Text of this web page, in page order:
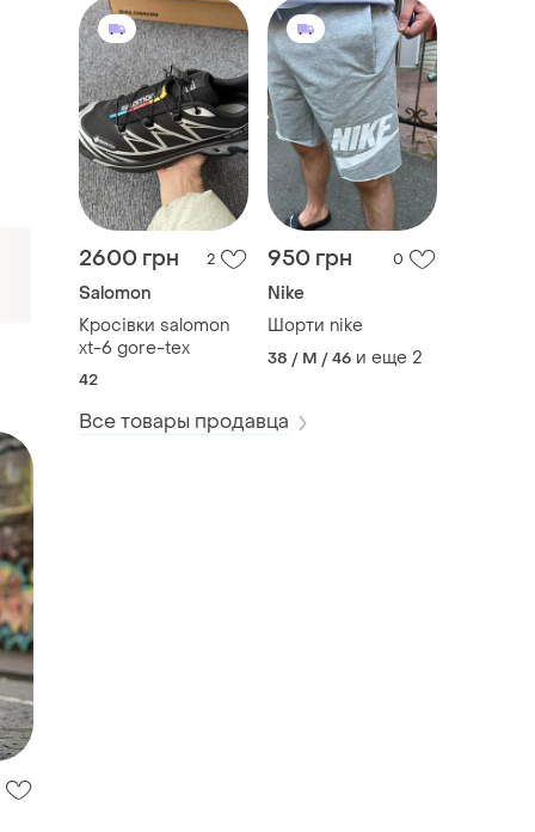
2600 грн 2
Salomon
Кросівки salomon
xt-6 gore-tex
42
950 грн 0
Nike
Шорти nike
38 / M / 46 и еще 2
Все товары продавца